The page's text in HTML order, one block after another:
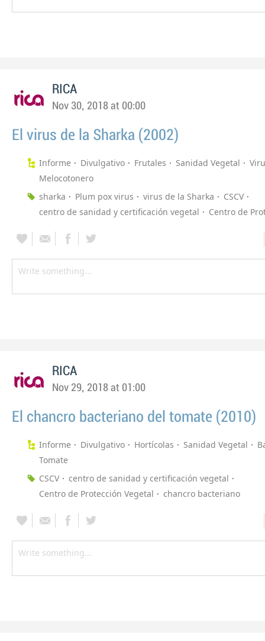
RICA
Nov 30, 2018 at 00:00
El virus de la Sharka (2002)
Informe Divulgativo Frutales Sanidad Vegetal
Melocotonero
sharka
Plum pox virus virus de la Sharka
CSCV
centro de sanidad y certificación vegetal
Centro de
RICA
Nov 29, 2018 at 01:00
El chancro bacteriano del tomate (2010)
Informe Divulgativo Hortícolas Sanidad Vegetal
Tomate
CSCV
centro de sanidad y certificación vegetal
Centro de Protección Vegetal
chancro bacteriano